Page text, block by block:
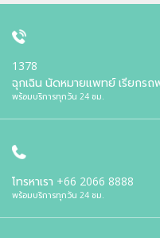
1378
ฉุกเฉิน นัดหมายแพทย์ เรียกรถ
พร้อมบริการทุกวัน 24 ชม.
โทรหาเรา +66 2066 8888
พร้อมบริการทุกวัน 24 ชม.